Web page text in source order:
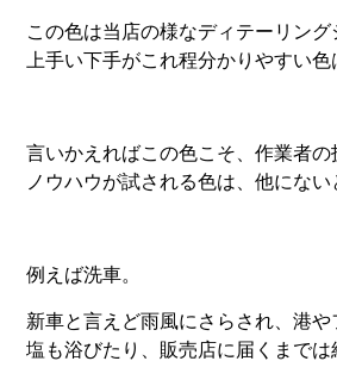
この色は当店の様なディテーリング
上手い下手がこれ程分かりやすい色
言いかえればこの色こそ、作業者の
ノウハウが試される色は、他にない
例えば洗車。
新車と言えど雨風にさらされ、港や
塩も浴びたり、販売店に届くまでは